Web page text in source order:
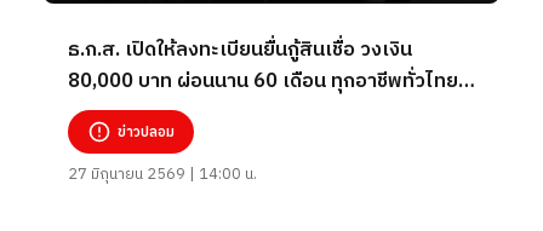
ธ.ก.ส. เปิดให้ลงทะเบียนยื่นกู้สินเชื่อ วงเงิน
80,000 บาท ผ่อนนาน 60 เดือน ทุกอาชีพทั่วไทย
ผ่านบัญชี TikTok _4748834
ข่าวปลอม
27 มิถุนายน 2569 | 14:00 น.